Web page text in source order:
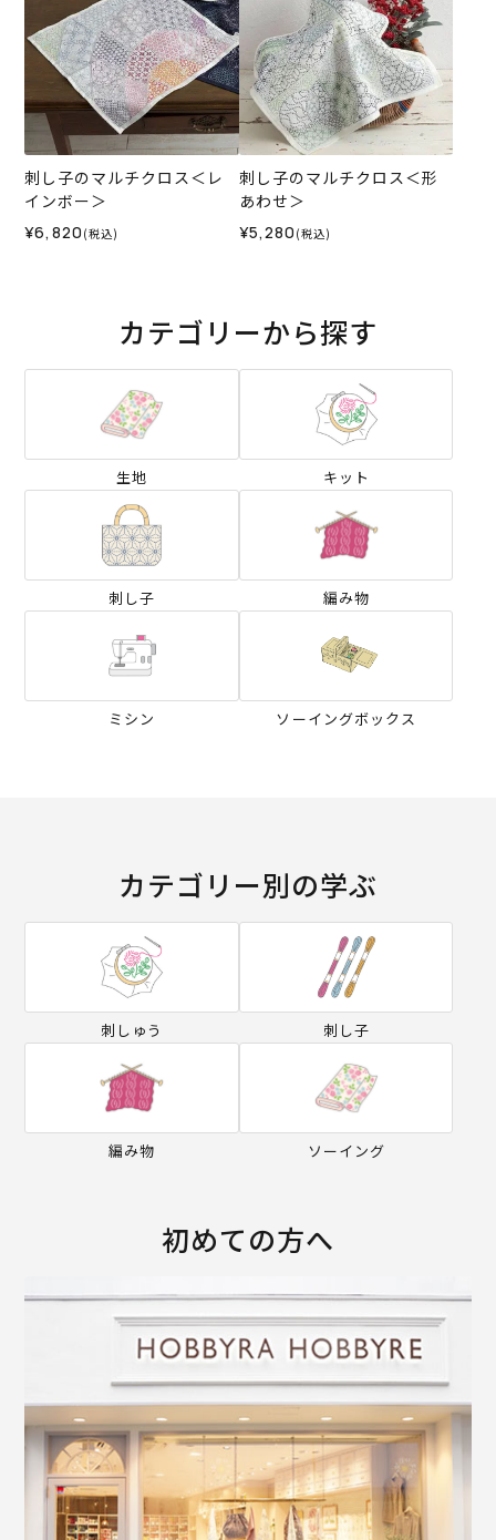
刺し子のマルチクロス＜レ
インボー＞
¥6,820 (税込)
刺し子のマルチクロス＜形
あわせ＞
¥5,280 (税込)
カテゴリーから探す
生地 キット
刺し子 編み物
ミシン ソーイングボックス
カテゴリー別の学ぶ
刺しゅう 刺し子
編み物 ソーイング
初めての方へ